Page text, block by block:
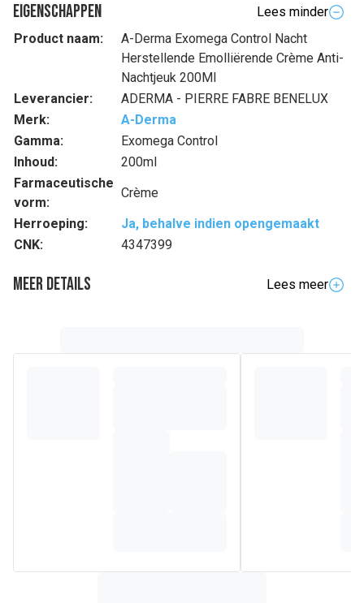
Eigenschappen
Lees minder
Product naam:
A-Derma Exomega Control Nacht
Herstellende Emolliërende Crème Anti-
Nachtjeuk 200Ml
Leverancier:
ADERMA - PIERRE FABRE BENELUX
Merk:
A-Derma
Gamma:
Exomega Control
Inhoud:
200ml
Farmaceutische
vorm:
Crème
Herroeping:
Ja, behalve indien opengemaakt
CNK:
4347399
Meer details
Lees meer
HYDROXYDECENOIC ACID. AVENA SATIVA (OAT)